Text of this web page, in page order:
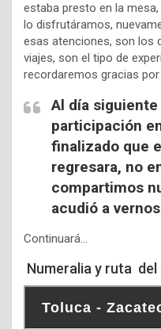
estaba presto en la
lo disfrutáramos,
esas atenciones, son los
viajes, son el tipo de
recordaremos gracias
Al día
participación
finalizado que
regresara, no
compartimos
acudió a
Continuará…
Numeralia y ruta del